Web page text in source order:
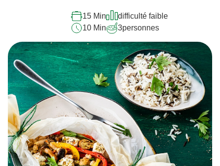
15 Min
difficulté faible
10 Min
3personnes